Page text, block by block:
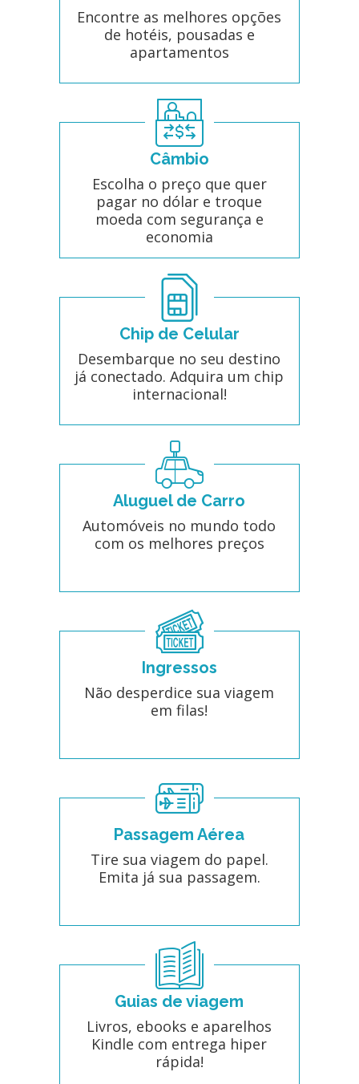
Encontre as melhores opções
de hotéis, pousadas e
apartamentos
Câmbio
Escolha o preço que quer
pagar no dólar e troque
moeda com segurança e
economia
Chip de Celular
Desembarque no seu destino
já conectado. Adquira um chip
internacional!
Aluguel de Carro
Automóveis no mundo todo
com os melhores preços
Ingressos
Não desperdice sua viagem
em filas!
Passagem Aérea
Tire sua viagem do papel.
Emita já sua passagem.
Guias de viagem
Livros, ebooks e aparelhos
Kindle com entrega hiper
rápida!